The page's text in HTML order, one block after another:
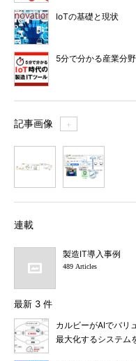
IoTの基礎と現状
5分で分かる産業分
記事画像 ＋
連載
製造IT導入事例
489 Articles
最新 3 件
カルビーがAIでバリ
最大化するシステム